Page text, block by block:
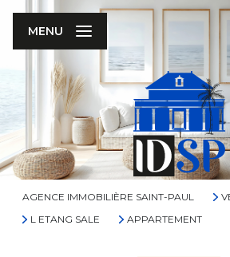
MENU
AGENCE IMMOBILIÈRE SAINT-PAUL
L ETANG SALE
APPARTEMENT